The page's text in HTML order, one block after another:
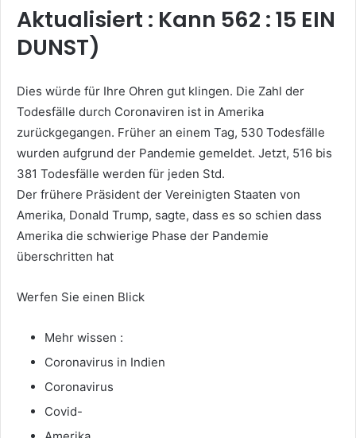
Aktualisiert : Kann 562 : 15 EIN
DUNST)
Dies würde für Ihre Ohren gut klingen. Die Zahl der
Todesfälle durch Coronaviren ist in Amerika
zurückgegangen. Früher an einem Tag, 530 Todesfälle
wurden aufgrund der Pandemie gemeldet. Jetzt, 516 bis
381 Todesfälle werden für jeden Std.
Der frühere Präsident der Vereinigten Staaten von
Amerika, Donald Trump, sagte, dass es so schien dass
Amerika die schwierige Phase der Pandemie
überschritten hat
Werfen Sie einen Blick
Mehr wissen :
Coronavirus in Indien
Coronavirus
Covid-